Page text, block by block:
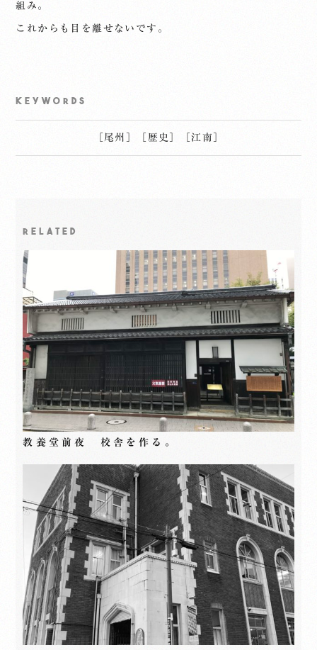
組み。
これからも目を離せないです。
KEYWORDS
尾州 歴史 ［江南
RELATED
教養堂前夜 校舎を作る。